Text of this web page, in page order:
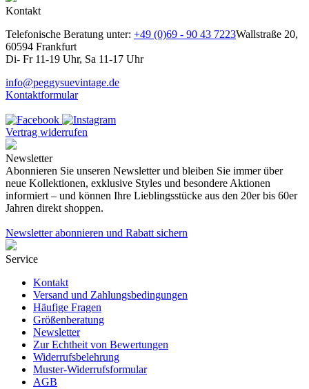
Kontakt
Telefonische Beratung unter: +49 (0)69 - 90 43 7223Wallstraße 20,
60594 Frankfurt
Di- Fr 11-19 Uhr, Sa 11-17 Uhr
info@peggysuevintage.de
Kontaktformular
Vertrag widerrufen
Newsletter
Abonnieren Sie unseren Newsletter und bleiben Sie immer über
neue Kollektionen, exklusive Styles und besondere Aktionen
informiert – und können Ihre Lieblingsstücke aus den 20er bis 60er
Jahren direkt shoppen.
Newsletter abonnieren und Rabatt sichern
Service
Kontakt
Versand und Zahlungsbedingungen
Häufige Fragen
Größenberatung
Newsletter
Zur Echtheit von Bewertungen
Widerrufsbelehrung
Muster-Widerrufsformular
AGB